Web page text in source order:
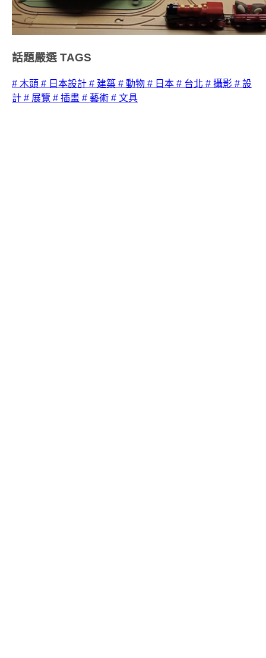
話題嚴選 TAGS
# 木頭 # 日本設計 # 建築 # 動物 # 日本 # 台北 # 攝影 # 設
計 # 展覽 # 插畫 # 藝術 # 文具